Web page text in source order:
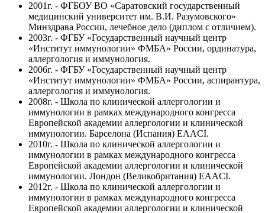
2001г. - ФГБОУ ВО «Саратовский государственный
медицинский университет им. В.И. Разумовского»
Минздрава России, лечебное дело (диплом с отличием).
2003г. - ФГБУ «Государственный научный центр
«Институт иммунологии» ФМБА» России, ординатура,
аллергология и иммунология.
2006г. - ФГБУ «Государственный научный центр
«Институт иммунологии» ФМБА» России, аспирантура,
аллергология и иммунология.
2008г. - Школа по клинической аллергологии и
иммунологии в рамках международного конгресса
Европейской академии аллергологии и клинической
иммунологии. Барселона (Испания) EAACI.
2010г. - Школа по клинической аллергологии и
иммунологии в рамках международного конгресса
Европейской академии аллергологии и клинической
иммунологии. Лондон (Великобритания) EAACI.
2012г. - Школа по клинической аллергологии и
иммунологии в рамках международного конгресса
Европейской академии аллергологии и клинической